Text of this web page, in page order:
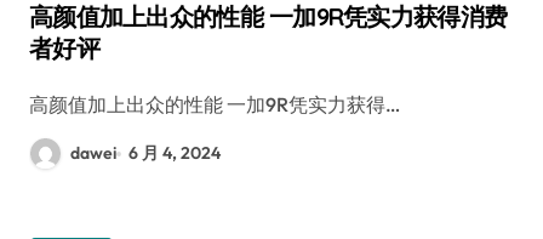
高颜值加上出众的性能 一加9R凭实力获得消费
者好评
高颜值加上出众的性能 一加9R凭实力获得…
dawei 6 月 4, 2024